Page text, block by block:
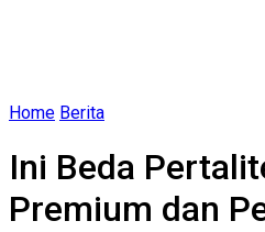
Home Berita
Ini Beda
Premium dan